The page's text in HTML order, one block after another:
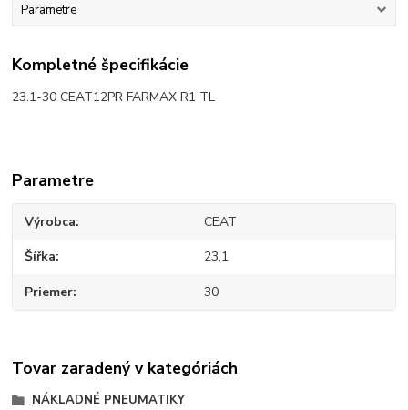
Parametre
Kompletné špecifikácie
23.1-30 CEAT12PR FARMAX R1 TL
Parametre
Výrobca CEAT
Šířka 23,1
Priemer 30
Tovar zaradený v kategóriách
NÁKLADNÉ PNEUMATIKY